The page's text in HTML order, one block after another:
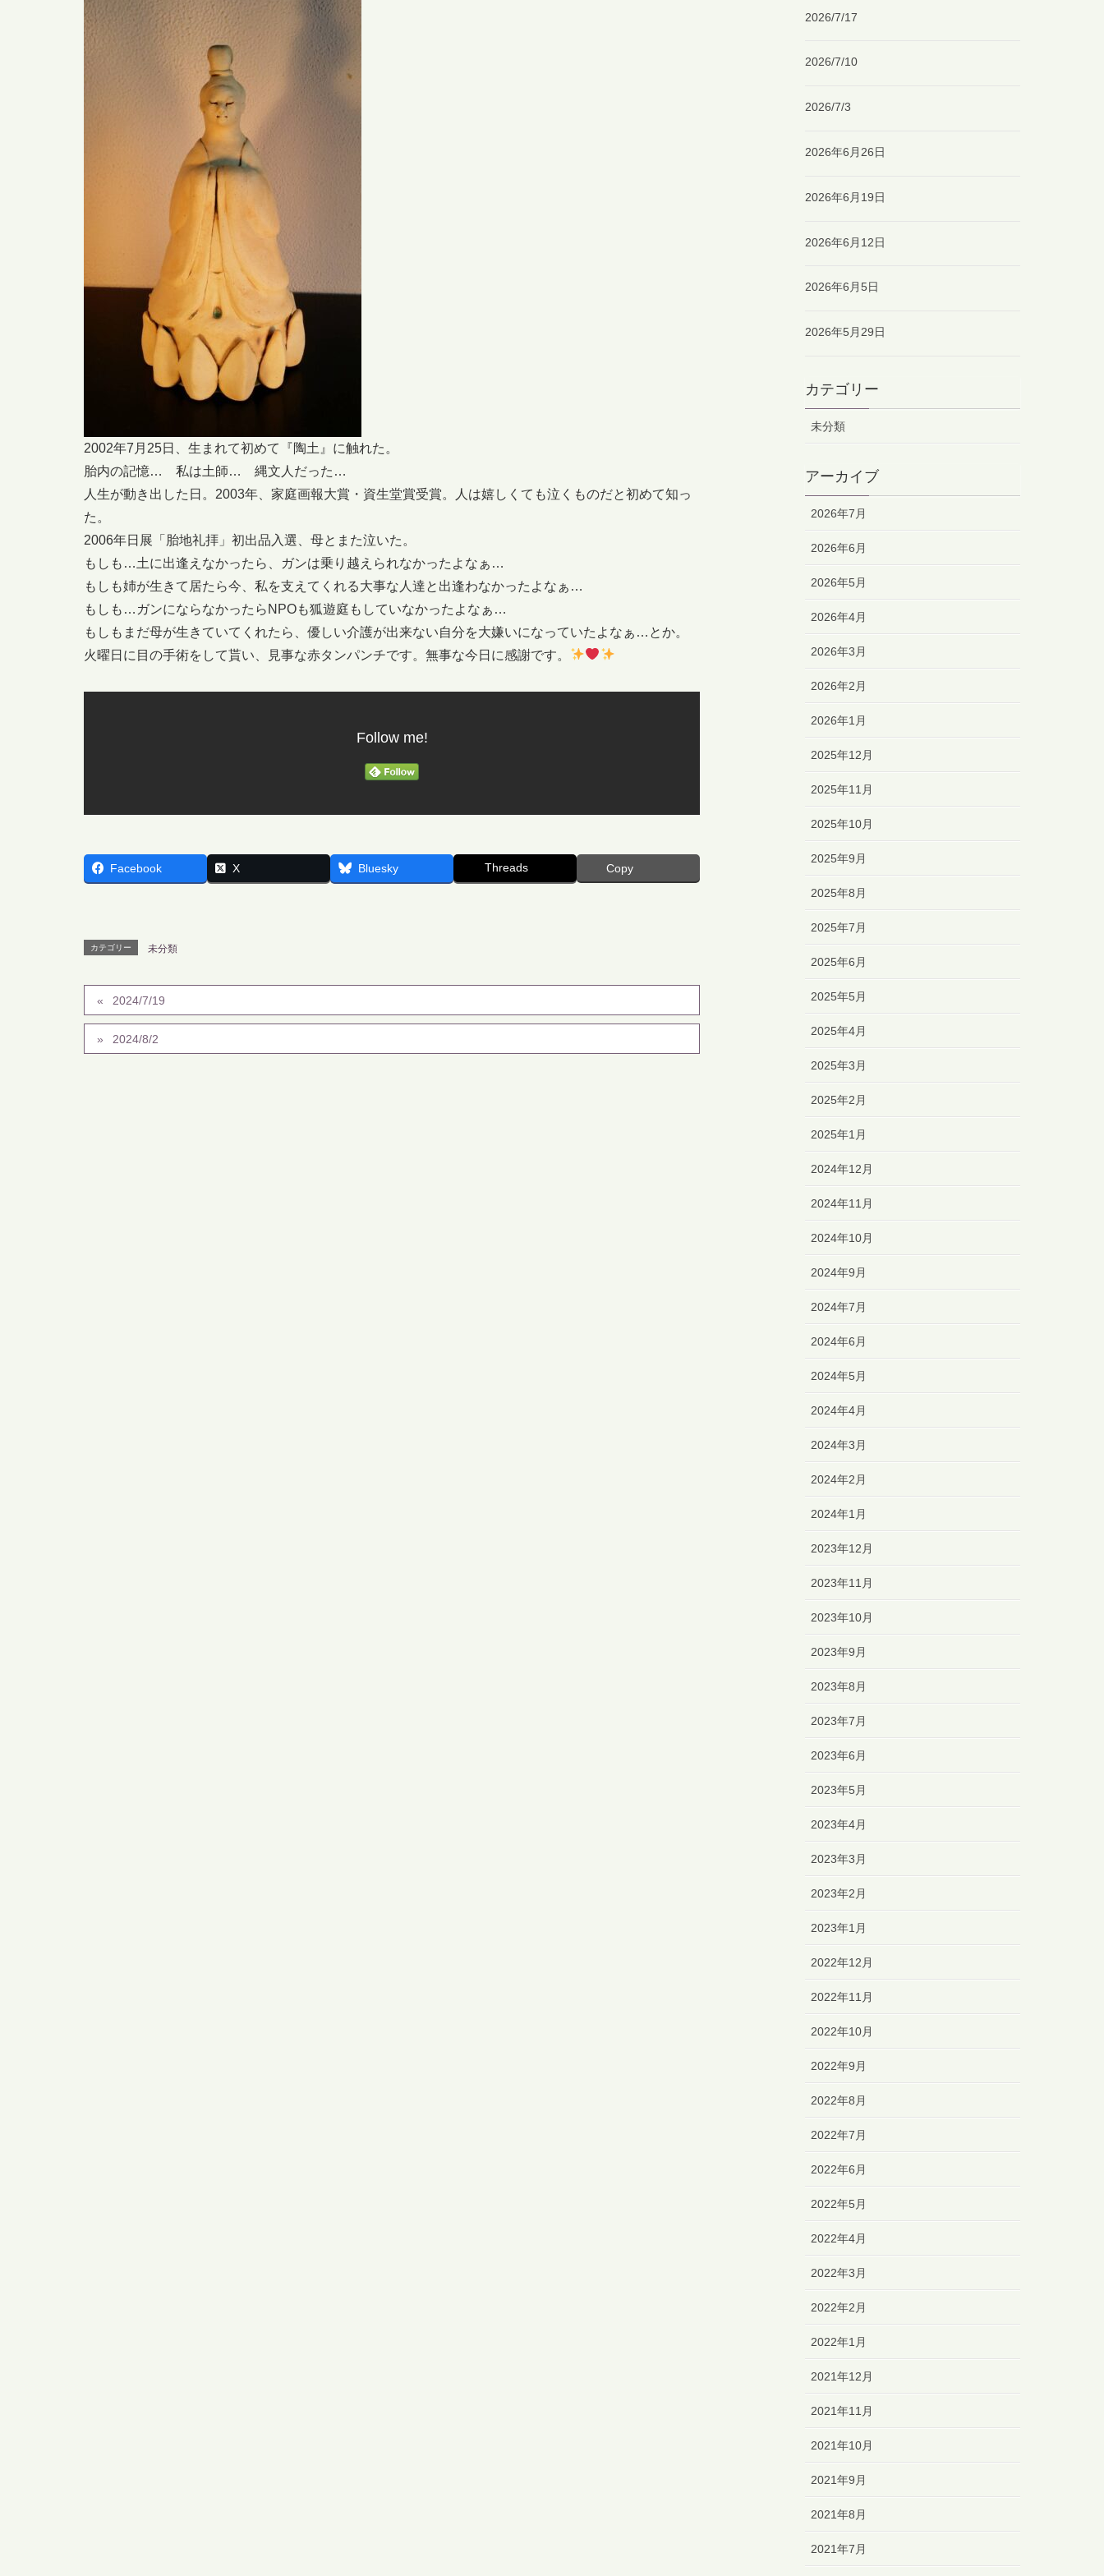
2002年7月25日、生まれて初めて『陶土』に触れた。
胎内の記憶… 私は土師… 縄文人だった…
人生が動き出した日。2003年、家庭画報大賞・資生堂賞受賞。人は嬉しくても泣くものだと初めて知っ
た。
2006年日展「胎地礼拝」初出品入選、母とまた泣いた。
もしも…土に出逢えなかったら、ガンは乗り越えられなかったよなぁ…
もしも姉が生きて居たら今、私を支えてくれる大事な人達と出逢わなかったよなぁ…
もしも…ガンにならなかったらNPOも狐遊庭もしていなかったよなぁ…
もしもまだ母が生きていてくれたら、優しい介護が出来ない自分を大嫌いになっていたよなぁ…とか。
火曜日に目の手術をして貰い、見事な赤タンパンチです。無事な今日に感謝です。
Follow me!
Facebook X Bluesky Threads Copy
カテゴリー 未分類
2024/7/19
2024/8/2
2026/7/17
2026/7/10
2026/7/3
2026年6月26日
2026年6月19日
2026年6月12日
2026年6月5日
2026年5月29日
カテゴリー
未分類
アーカイブ
2026年7月
2026年6月
2026年5月
2026年4月
2026年3月
2026年2月
2026年1月
2025年12月
2025年11月
2025年10月
2025年9月
2025年8月
2025年7月
2025年6月
2025年5月
2025年4月
2025年3月
2025年2月
2025年1月
2024年12月
2024年11月
2024年10月
2024年9月
2024年7月
2024年6月
2024年5月
2024年4月
2024年3月
2024年2月
2024年1月
2023年12月
2023年11月
2023年10月
2023年9月
2023年8月
2023年7月
2023年6月
2023年5月
2023年4月
2023年3月
2023年2月
2023年1月
2022年12月
2022年11月
2022年10月
2022年9月
2022年8月
2022年7月
2022年6月
2022年5月
2022年4月
2022年3月
2022年2月
2022年1月
2021年12月
2021年11月
2021年10月
2021年9月
2021年8月
2021年7月